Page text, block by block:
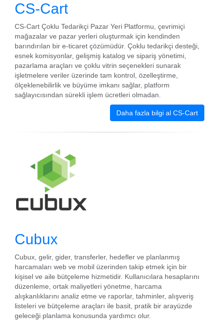
CS-Cart
CS-Cart Çoklu Tedarikçi Pazar Yeri Platformu, çevrimiçi
mağazalar ve pazar yerleri oluşturmak için kendinden
barındırılan bir e-ticaret çözümüdür. Çoklu tedarikçi desteği,
esnek komisyonlar, gelişmiş katalog ve sipariş yönetimi,
pazarlama araçları ve çoklu vitrin seçenekleri sunarak
işletmelere veriler üzerinde tam kontrol, özelleştirme,
ölçeklenebilirlik ve büyüme imkanı sağlar, platform
sağlayıcısından sürekli işlem ücretleri olmadan.
Daha fazla bilgi al CS-Cart
Cubux
Cubux, gelir, gider, transferler, hedefler ve planlanmış
harcamaları web ve mobil üzerinden takip etmek için bir
kişisel ve aile bütçeleme hizmetidir. Kullanıcılara hesaplarını
düzenleme, ortak maliyetleri yönetme, harcama
alışkanlıklarını analiz etme ve raporlar, tahminler, alışveriş
listeleri ve bütçeleme araçları ile basit, pratik bir arayüzde
geleceği planlama konusunda yardımcı olur.